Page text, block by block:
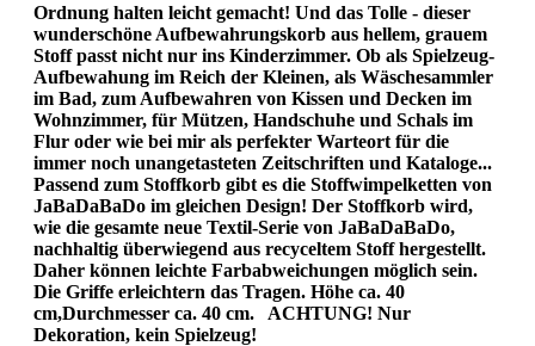
Ordnung halten leicht gemacht! Und das Tolle - dieser
wunderschöne Aufbewahrungskorb aus hellem, grauem
Stoff passt nicht nur ins Kinderzimmer. Ob als Spielzeug-
Aufbewahung im Reich der Kleinen, als Wäschesammler
im Bad, zum Aufbewahren von Kissen und Decken im
Wohnzimmer, für Mützen, Handschuhe und Schals im
Flur oder wie bei mir als perfekter Warteort für die
immer noch unangetasteten Zeitschriften und Kataloge...
Passend zum Stoffkorb gibt es die Stoffwimpelketten von
JaBaDaBaDo im gleichen Design! Der Stoffkorb wird,
wie die gesamte neue Textil-Serie von JaBaDaBaDo,
nachhaltig überwiegend aus recyceltem Stoff hergestellt.
Daher können leichte Farbabweichungen möglich sein.
Die Griffe erleichtern das Tragen. Höhe ca. 40
cm,Durchmesser ca. 40 cm. ACHTUNG! Nur
Dekoration, kein Spielzeug!